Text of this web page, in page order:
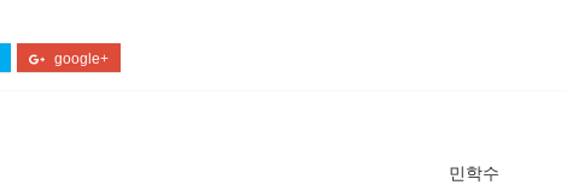
google+
민학수